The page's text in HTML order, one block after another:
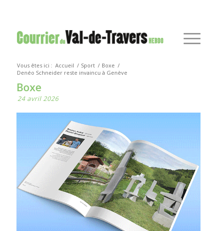
Vous êtes ici : Accueil / Sport / Boxe /
Denéo Schneider reste invaincu à Genève
Boxe
24 avril 2026